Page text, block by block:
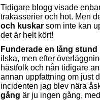
Tidigare blogg visade
trakasserier och hot. Men
och kuskar som inte kan
det är helt kört!
Funderade en lång stund
ilska, men efter
hästfolk och nån tidigare
annan uppfattning om just
incidenten jag blev nära
gång är ju ingen gång,